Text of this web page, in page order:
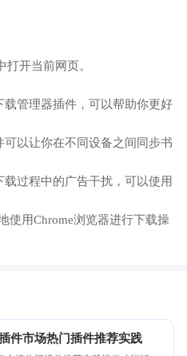
打开当前网页。
管理器插件，可以帮助你更好
以让你在不同设备之间同步书
过程中的广告干扰，可以使用
使用Chrome浏览器进行下载操
件市场热门插件推荐实践